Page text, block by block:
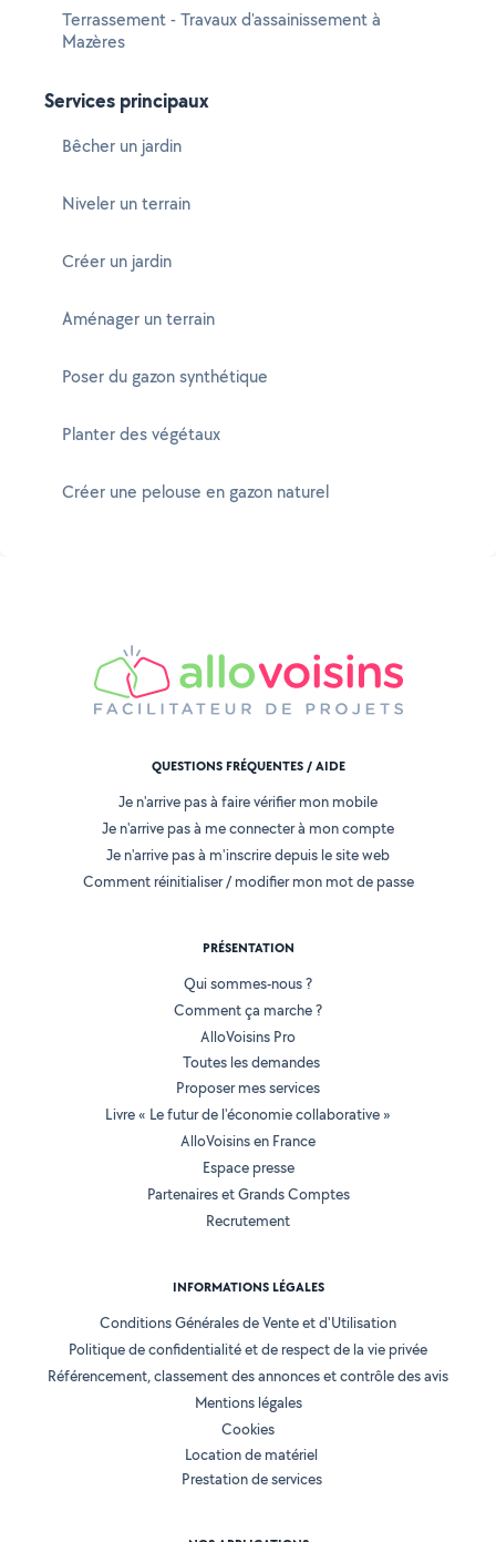
Terrassement - Travaux d'assainissement à
Mazères
Services principaux
Bêcher un jardin
Niveler un terrain
Créer un jardin
Aménager un terrain
Poser du gazon synthétique
Planter des végétaux
Créer une pelouse en gazon naturel
QUESTIONS FRÉQUENTES / AIDE
Je n'arrive pas à faire vérifier mon mobile
Je n'arrive pas à me connecter à mon compte
Je n'arrive pas à m'inscrire depuis le site web
Comment réinitialiser / modifier mon mot de passe
PRÉSENTATION
Qui sommes-nous ?
Comment ça marche ?
AlloVoisins Pro
Toutes les demandes
Proposer mes services
Livre « Le futur de l'économie collaborative »
AlloVoisins en France
Espace presse
Partenaires et Grands Comptes
Recrutement
INFORMATIONS LÉGALES
Conditions Générales de Vente et d'Utilisation
Politique de confidentialité et de respect de la vie privée
Référencement, classement des annonces et contrôle des avis
Mentions légales
Cookies
Location de matériel
Prestation de services